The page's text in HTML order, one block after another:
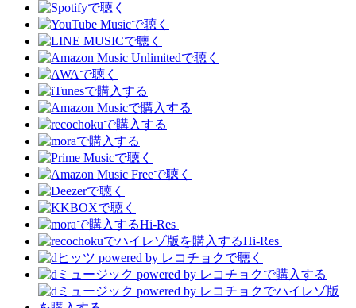
Hi-Res
Hi-Res